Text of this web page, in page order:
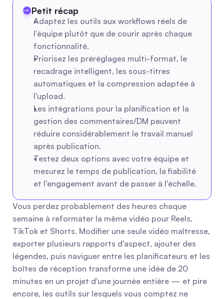
Petit récap
Adaptez les outils aux workflows réels de
l'équipe plutôt que de courir après chaque
fonctionnalité.
Priorisez les préréglages multi-format, le
recadrage intelligent, les sous-titres
automatiques et la compression adaptée à
l'upload.
Les intégrations pour la planification et la
gestion des commentaires/DM peuvent
réduire considérablement le travail manuel
après publication.
Testez deux options avec votre équipe et
mesurez le temps de publication, la fiabilité
et l'engagement avant de passer à l'échelle.
Vous perdez probablement des heures chaque
semaine à reformater la même vidéo pour Reels,
TikTok et Shorts. Modifier une seule vidéo maîtresse,
exporter plusieurs rapports d'aspect, ajouter des
légendes, puis naviguer entre les planificateurs et les
boîtes de réception transforme une idée de 20
minutes en un projet d'une journée entière — et pire
encore, les outils sur lesquels vous comptez ne